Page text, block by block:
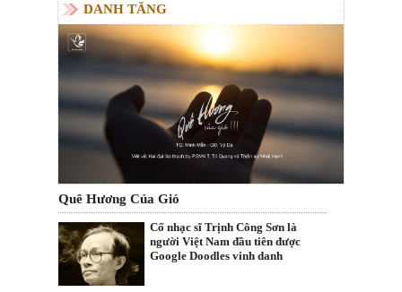
DANH TĂNG
Quê Hương Của Gió
Cố nhạc sĩ Trịnh Công Sơn là
người Việt Nam đầu tiên được
Google Doodles vinh danh